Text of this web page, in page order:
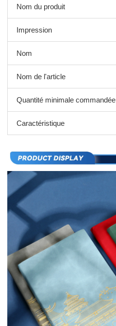
Nom du produit
Impression
Nom
Nom de l'article
Quantité minimale commandée
Caractéristique